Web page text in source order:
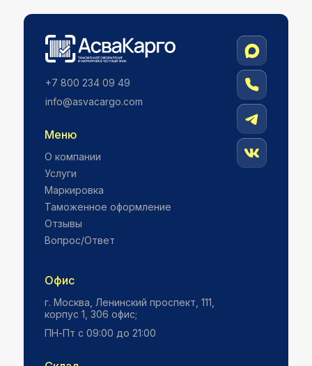
+7 800 234 09 49
info@asvacargо.com
Меню
О компании
Услуги
Маркировка
Таможенное оформление
Отзывы
Вопрос/Ответ
Офис
г. Москва, ​Ленинский проспект, 111,
корпус 1, 306 офис;
ПН-Пт с 09:00 до 21:00